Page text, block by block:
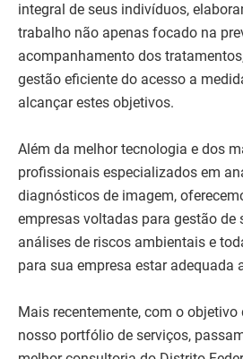
integral de seus indivíduos,
trabalho não apenas focado na
acompanhamento dos
gestão eficiente do acesso a
alcançar estes objetivos.
Além da melhor tecnologia e dos
profissionais especializados em
diagnósticos de imagem,
empresas voltadas para gestão de
análises de riscos ambientais e
para sua empresa estar adequada
Mais recentemente, com o
nosso portfólio de serviços,